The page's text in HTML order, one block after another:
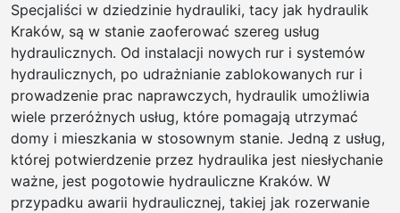
Specjaliści w dziedzinie hydrauliki, tacy jak hydraulik
Kraków, są w stanie zaoferować szereg usług
hydraulicznych. Od instalacji nowych rur i systemów
hydraulicznych, po udrażnianie zablokowanych rur i
prowadzenie prac naprawczych, hydraulik umożliwia
wiele przeróżnych usług, które pomagają utrzymać
domy i mieszkania w stosownym stanie. Jedną z usług,
której potwierdzenie przez hydraulika jest niesłychanie
ważne, jest pogotowie hydrauliczne Kraków. W
przypadku awarii hydraulicznej, takiej jak rozerwanie